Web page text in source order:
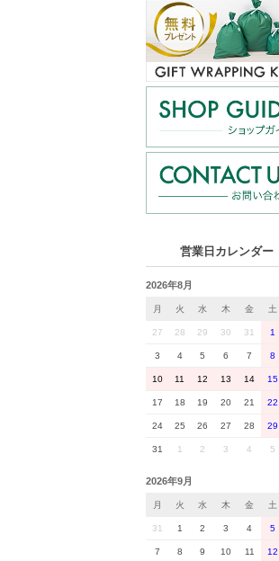
営業日カレンダー
2026年8月
月 火 水 木 金 土
27 28 29 30 31 1
3 4 5 6 7 8
10 11 12 13 14 15
17 18 19 20 21 22
24 25 26 27 28 29
31 1 2 3 4 5
2026年9月
月 火 水 木 金 土
31 1 2 3 4 5
7 8 9 10 11 12